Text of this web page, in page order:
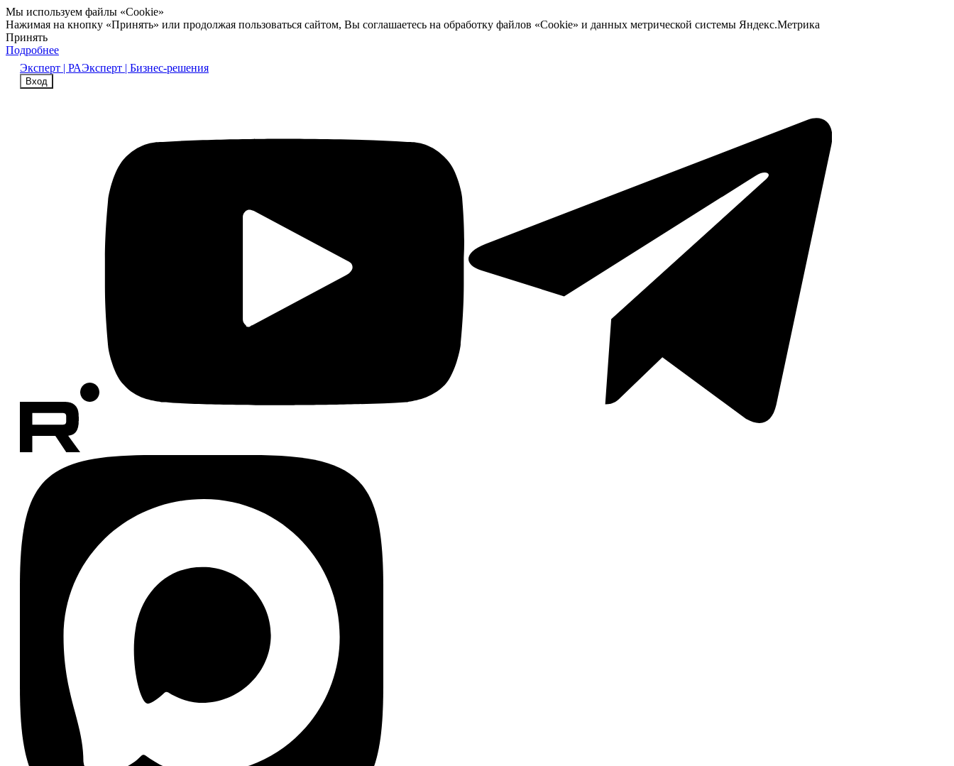
Мы используем файлы «Cookie»
Нажимая на кнопку «Принять» или продолжая пользоваться сайтом, Вы соглашаетесь на обработку файлов «Cookie» и данных метрической системы Яндекс.Метрика
Принять
Подробнее
Эксперт | РАЭксперт | Бизнес-решения
Вход